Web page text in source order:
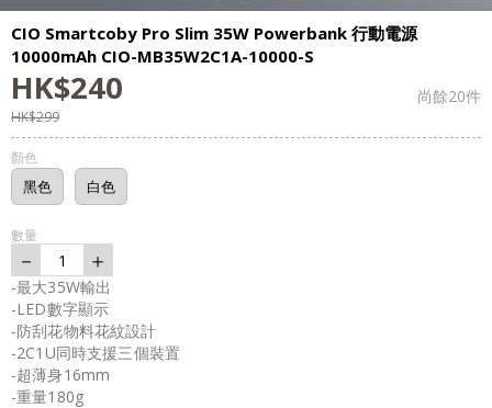
CIO Smartcoby Pro Slim 35W Powerbank 行動電源
10000mAh CIO-MB35W2C1A-10000-S
HK$240 尚餘20件
HK$299
顏色
黑色 白色
數量
－ 1 ＋
-最大35W輸出
-LED數字顯示
-防刮花物料花紋設計
-2C1U同時支援三個裝置
-超薄身16mm
-重量180g